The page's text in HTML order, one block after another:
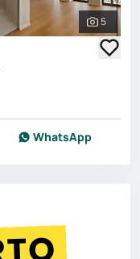
Ver
5
WhatsApp